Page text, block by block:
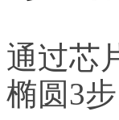
通过芯
椭圆3